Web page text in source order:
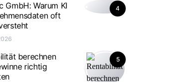
4
GmbH: Warum KI
oft
5
berechnen
richtig